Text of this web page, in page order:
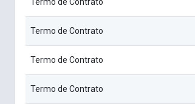
Termo de Contrato
Termo de Contrato
Termo de Contrato